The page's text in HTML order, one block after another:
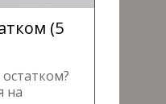
(5
на